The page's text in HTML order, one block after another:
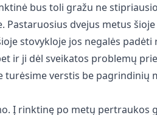
bus toli gražu ne
Pastaruosius dvejus metus
stovykloje jos negalės
ir ji dėl sveikatos problemų
verstis be pagrindinių
Į rinktinę po metų pertraukos